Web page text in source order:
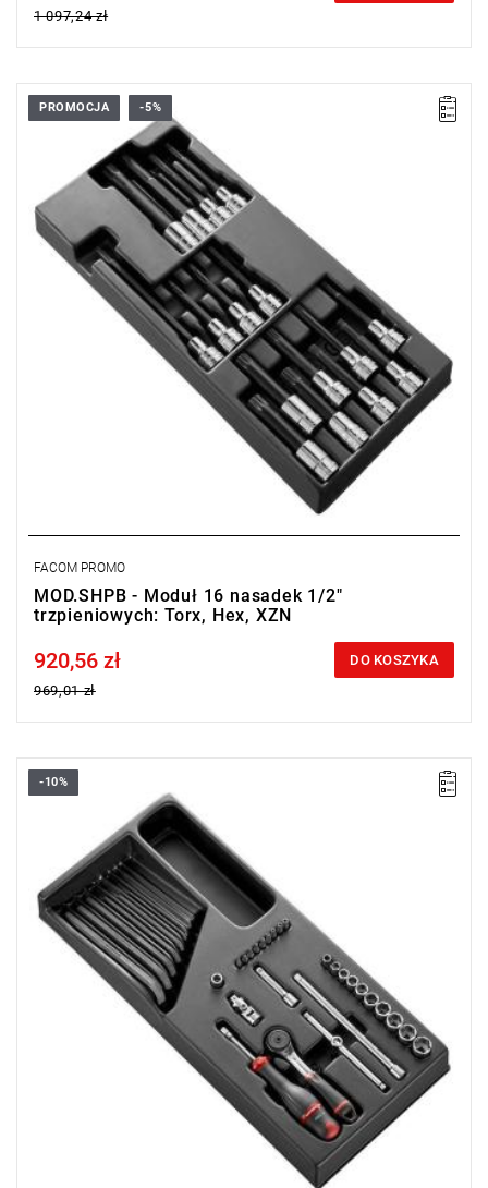
1 097,24 zł
Nasadki trzpieniowe:
Torx®: SX.LA 40 - 45 - 55 - 70.
6-kątne: SHP.LA 5 - 6 - 7 - 8.
XZN: SV.LB-M6-M8-M10-M12-M14-M16-M18, + SV.9L: M9.
Wkładka: PL.L336B
PROMOCJA -5%
FACOM PROMO
MOD.SHPB - Moduł 16 nasadek 1/2"
trzpieniowych: Torx, Hex, XZN
Price tax included
920,56 zł
969,01 zł
DO KOSZYKA
Zakres zestawu: 5,5 mm - 14 mm
Ilość elementów: 32
Nasadki: 6-kątne
R.161B - grzechotka 1/4” szczelna o wysokich parametrach
-10%